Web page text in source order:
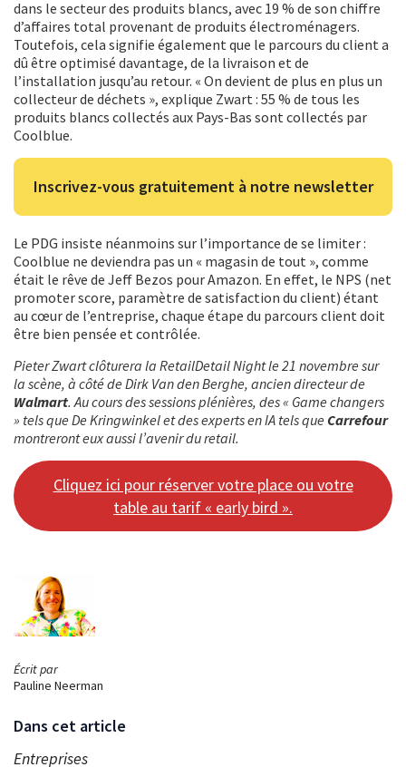
Écrit par
Pauline Neerman
Dans cet article
Entreprises
dans le secteur des produits blancs, avec 19 % de son chiffre
d’affaires total provenant de produits électroménagers.
Toutefois, cela signifie également que le parcours du client a
dû être optimisé davantage, de la livraison et de
l’installation jusqu’au retour. « On devient de plus en plus un
collecteur de déchets », explique Zwart : 55 % de tous les
produits blancs collectés aux Pays-Bas sont collectés par
Coolblue.
Inscrivez-vous gratuitement à notre newsletter
Le PDG insiste néanmoins sur l’importance de se limiter :
Coolblue ne deviendra pas un « magasin de tout », comme
était le rêve de Jeff Bezos pour Amazon. En effet, le NPS (net
promoter score, paramètre de satisfaction du client) étant
au cœur de l’entreprise, chaque étape du parcours client doit
être bien pensée et contrôlée.
Pieter Zwart clôturera la RetailDetail Night le 21 novembre sur
la scène, à côté de Dirk Van den Berghe, ancien directeur de
Walmart. Au cours des sessions plénières, des « Game changers
» tels que De Kringwinkel et des experts en IA tels que Carrefour
montreront eux aussi l’avenir du retail.
Cliquez ici pour réserver votre place ou votre
table au tarif « early bird ».